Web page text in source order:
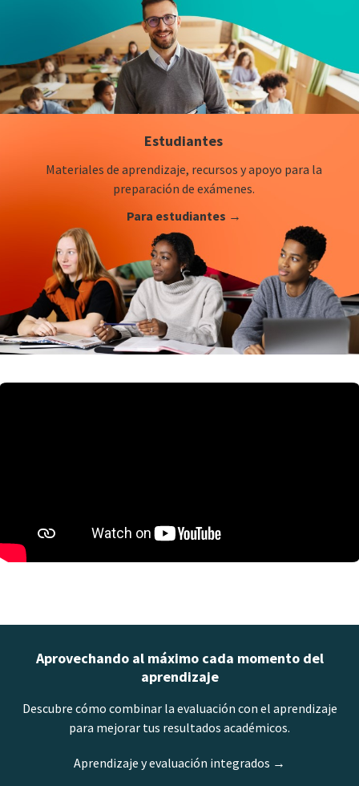
Estudiantes
Materiales de aprendizaje, recursos y apoyo para la
preparación de exámenes.
Para estudiantes →
Aprovechando al máximo cada momento del
aprendizaje
Descubre cómo combinar la evaluación con el aprendizaje
para mejorar tus resultados académicos.
Aprendizaje y evaluación integrados →